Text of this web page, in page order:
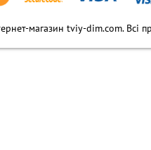
магазин tviy-dim.com. Всі